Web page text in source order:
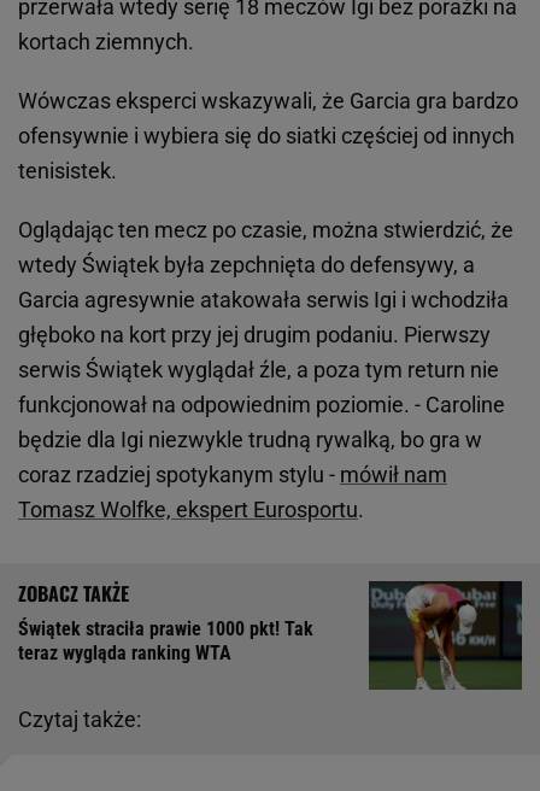
przerwała wtedy serię 18 meczów Igi bez porażki na
kortach ziemnych.
Wówczas eksperci wskazywali, że Garcia gra bardzo
ofensywnie i wybiera się do siatki częściej od innych
tenisistek.
Oglądając ten mecz po czasie, można stwierdzić, że
wtedy Świątek była zepchnięta do defensywy, a
Garcia agresywnie atakowała serwis Igi i wchodziła
głęboko na kort przy jej drugim podaniu. Pierwszy
serwis Świątek wyglądał źle, a poza tym return nie
funkcjonował na odpowiednim poziomie. - Caroline
będzie dla Igi niezwykle trudną rywalką, bo gra w
coraz rzadziej spotykanym stylu - mówił nam
Tomasz Wolfke, ekspert Eurosportu.
Czytaj także:
Świątek straciła prawie 1000 pkt! Tak
teraz wygląda ranking WTA